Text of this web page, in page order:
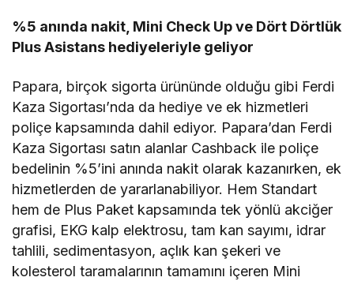
%5 anında nakit, Mini Check Up ve Dört Dörtlük
Plus Asistans hediyeleriyle geliyor
Papara, birçok sigorta ürününde olduğu gibi Ferdi
Kaza Sigortası’nda da hediye ve ek hizmetleri
poliçe kapsamında dahil ediyor. Papara’dan Ferdi
Kaza Sigortası satın alanlar Cashback ile poliçe
bedelinin %5’ini anında nakit olarak kazanırken, ek
hizmetlerden de yararlanabiliyor. Hem Standart
hem de Plus Paket kapsamında tek yönlü akciğer
grafisi, EKG kalp elektrosu, tam kan sayımı, idrar
tahlili, sedimentasyon, açlık kan şekeri ve
kolesterol taramalarının tamamını içeren Mini